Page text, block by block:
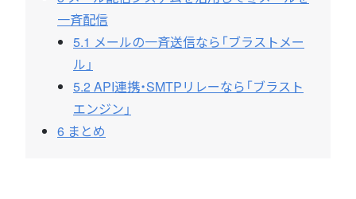
一斉配信
5.1 メールの一斉送信なら「ブラストメー
ル」
5.2 API連携・SMTPリレーなら「ブラスト
エンジン」
6 まとめ